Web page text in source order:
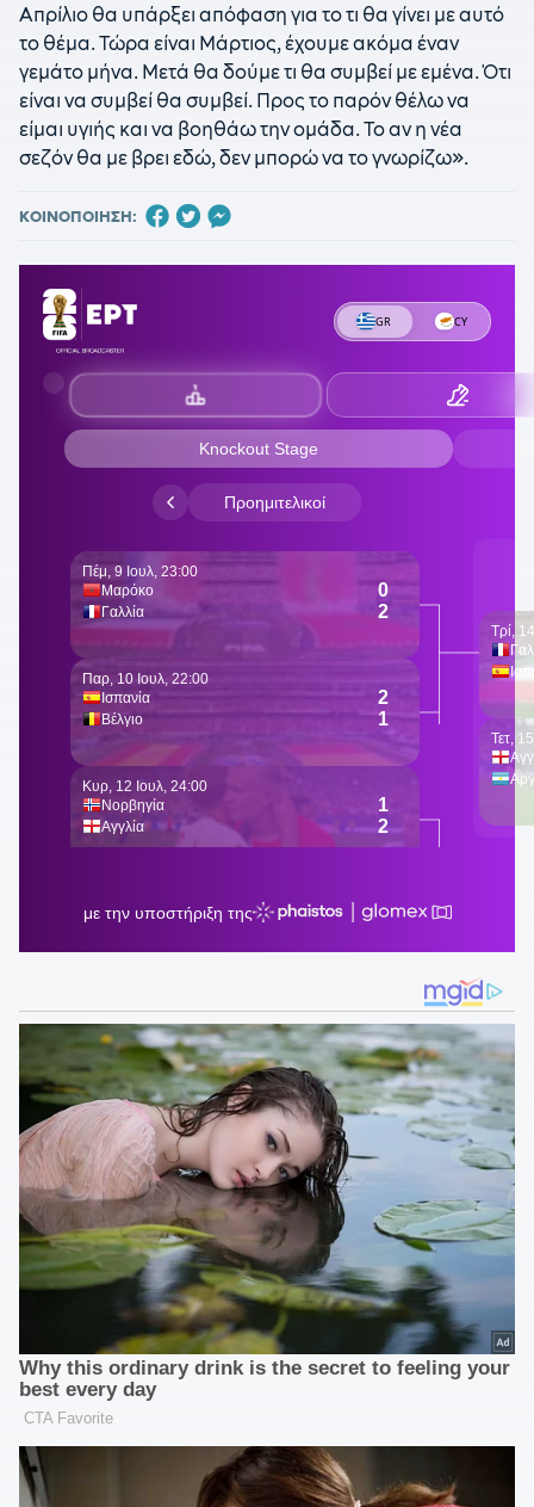
Απρίλιο θα υπάρξει απόφαση για το τι θα γίνει με αυτό
το θέμα. Τώρα είναι Μάρτιος, έχουμε ακόμα έναν
γεμάτο μήνα. Μετά θα δούμε τι θα συμβεί με εμένα. Ότι
είναι να συμβεί θα συμβεί. Προς το παρόν θέλω να
είμαι υγιής και να βοηθάω την ομάδα. Το αν η νέα
σεζόν θα με βρει εδώ, δεν μπορώ να το γνωρίζω».
ΚΟΙΝΟΠΟΙΗΣΗ: